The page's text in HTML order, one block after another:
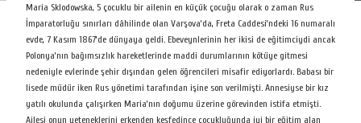
Maria Sklodowska, 5 çocuklu bir ailenin en küçük çocuğu olarak o zaman Rus
İmparatorluğu sınırları dâhilinde olan Varşova’da, Freta Caddesi’ndeki 16 numaralı
evde, 7 Kasım 1867’de dünyaya geldi. Ebeveynlerinin her ikisi de eğitimciydi ancak
Polonya’nın bağımsızlık hareketlerinde maddi durumlarının kötüye gitmesi
nedeniyle evlerinde şehir dışından gelen öğrencileri misafir ediyorlardı. Babası bir
lisede müdür iken Rus yönetimi tarafından işine son verilmişti. Annesiyse bir kız
yatılı okulunda çalışırken Maria’nın doğumu üzerine görevinden istifa etmişti.
Ailesi onun yeteneklerini erkenden keşfedince çocukluğunda iyi bir eğitim alan